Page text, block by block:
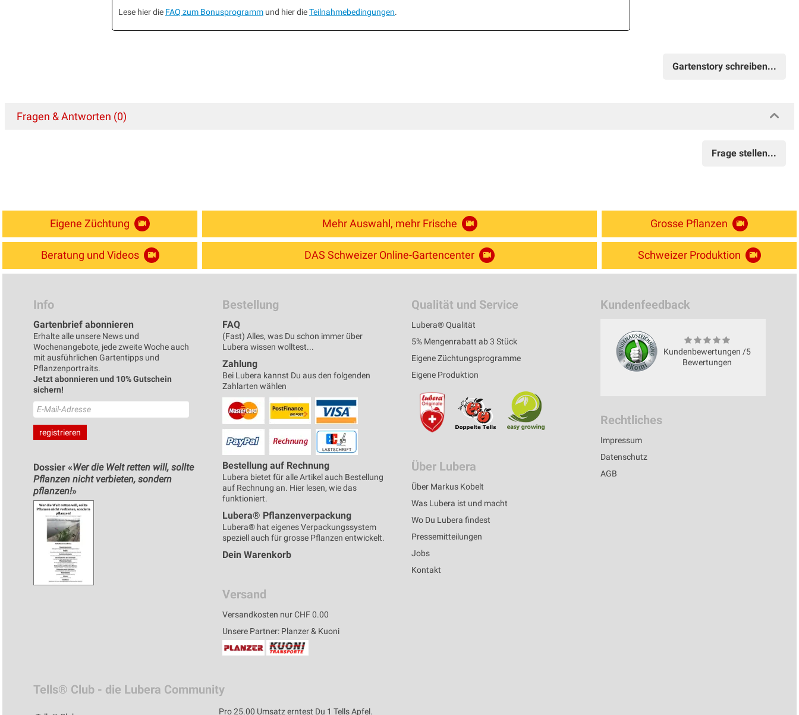
Lese hier die FAQ zum Bonusprogramm und hier dieTeilnahmebedingungen.
Gartenstory schreiben...
Fragen & Antworten (0)
Frage stellen...
Eigene Züchtung Mehr Auswahl, mehr Frische Grosse Pflanzen
Beratung und Videos DAS Schweizer Online-Gartencenter Schweizer Produktion
Info
Gartenbrief abonnieren
Erhalte alle unsere News und
Wochenangebote, jede zweite Woche auch
mit ausführlichen Gartentipps und
Pflanzenportraits.
Jetzt abonnieren und 10% Gutschein
sichern!
Dossier «Wer die Welt retten will, sollte
Pflanzen nicht verbieten, sondern
pflanzen!»
Bestellung
FAQ
(Fast) Alles, was Du schon immer über
Lubera wissen wolltest...
Zahlung
Bei Lubera kannst Du aus den folgenden
Zahlarten wählen
Bestellung auf Rechnung
Lubera bietet für alle Artikel auch Bestellung
auf Rechnung an. Hier lesen, wie das
funktioniert.
Lubera® Pflanzenverpackung
Lubera® hat eigenes Verpackungssystem
speziell auch für grosse Pflanzen entwickelt.
Dein Warenkorb
Versand
Versandkosten nur CHF 0.00
Unsere Partner: Planzer & Kuoni
Qualität und Service
Lubera® Qualität
5% Mengenrabatt ab 3 Stück
Eigene Züchtungsprogramme
Eigene Produktion
Über Lubera
Über Markus Kobelt
Was Lubera ist und macht
Wo Du Lubera findest
Pressemitteilungen
Jobs
Kontakt
Kundenfeedback
Kundenbewertungen /5
Bewertungen
Rechtliches
Impressum
Datenschutz
AGB
Tells® Club - die Lubera Community
Pro 25.00 Umsatz erntest Du 1 Tells Apfel.